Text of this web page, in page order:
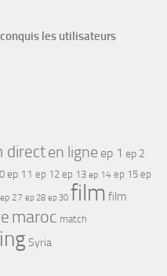
les utilisateurs
directen ligne ep 1 ep 2
ep 11 ep 12 ep 13 ep 14 ep 15 ep
ep 27 ep 28 ep 30 film film
maroc match
Syria